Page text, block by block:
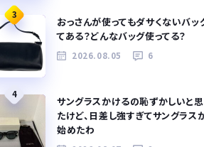
3
おっさんが使ってもダサくないバッ
てある？どんなバッグ使ってる？
2026.08.05 6
4
サングラスかけるの恥ずかしいと思
たけど、日差し強すぎてサングラス
始めたわ